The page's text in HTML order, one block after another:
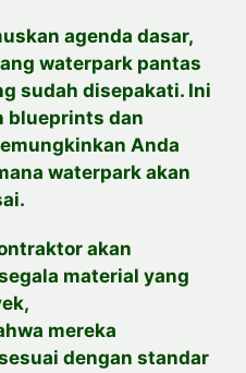
agenda dasar,
waterpark pantas
sudah disepakati. Ini
blueprints dan
Anda
waterpark akan
akan
material yang
mereka
dengan standar